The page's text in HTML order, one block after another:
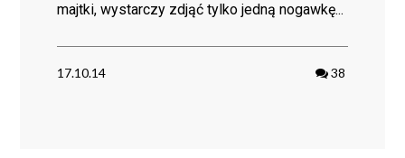
majtki, wystarczy zdjąć tylko jedną nogawkę...
17.10.14 38